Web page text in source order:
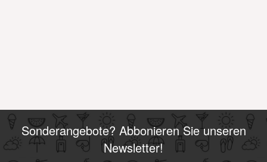
Sonderangebote? Abbonieren Sie unseren
Newsletter!